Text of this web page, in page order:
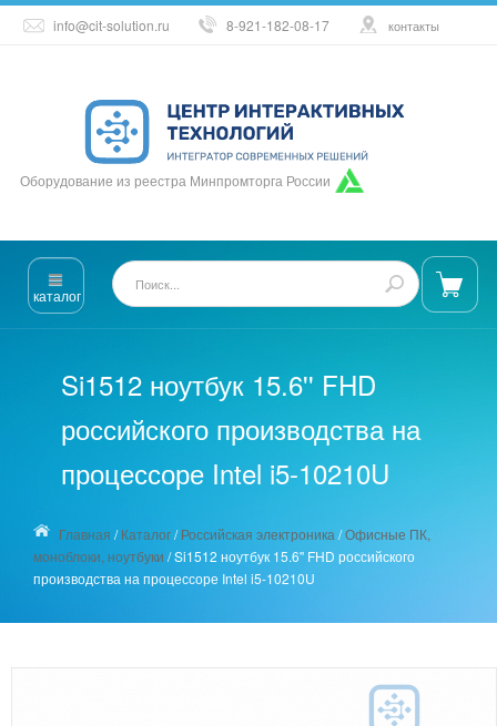
info@cit-solution.ru 8-921-182-08-17 контакты
Оборудование из реестра Минпромторга России
каталог
Si1512 ноутбук 15.6'' FHD
российского производства на
процессоре Intel i5-10210U
Главная /Каталог/Российская электроника /Офисные ПК,
моноблоки, ноутбуки /Si1512 ноутбук 15.6'' FHD российского
производства на процессоре Intel i5-10210U